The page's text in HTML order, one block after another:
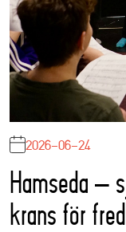
2026-06-24
Hamseda –
krans för fred